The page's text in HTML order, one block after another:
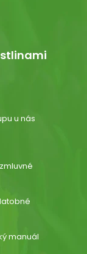
u nás
manuál